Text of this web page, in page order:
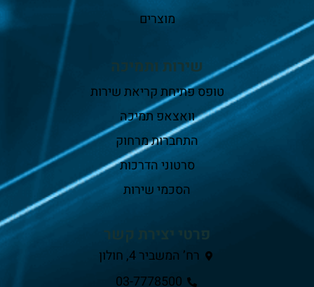
מוצרים
שירות ותמיכה
טופס פתיחת קריאת שירות
וואצאפ תמיכה
התחברות מרחוק
סרטוני הדרכות
הסכמי שירות
פרטי יצירת קשר
רח’ המשביר 4, חולון
03-7778500